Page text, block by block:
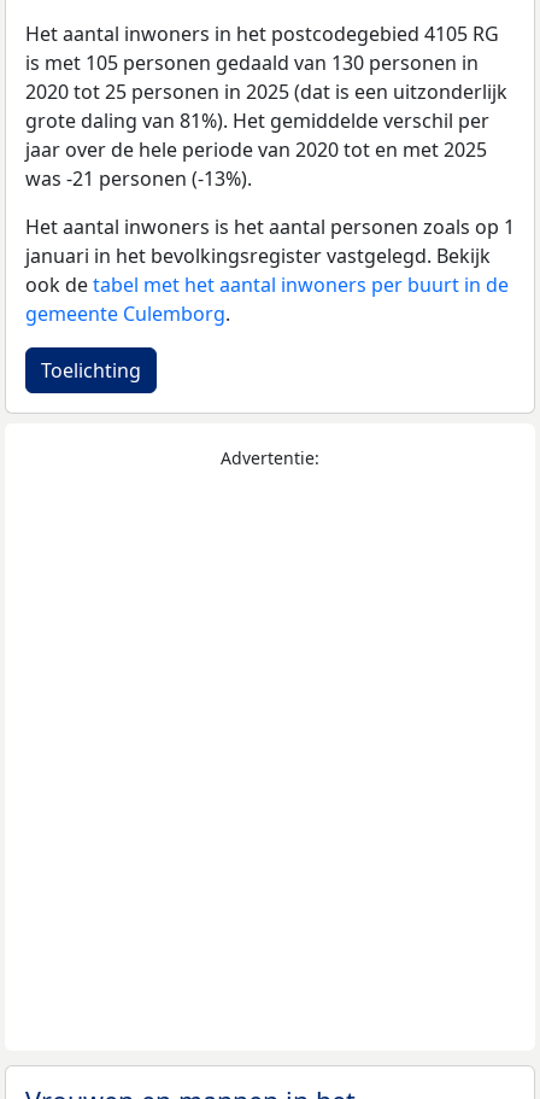
Het aantal inwoners in het postcodegebied 4105 RG
is met 105 personen gedaald van 130 personen in
2020 tot 25 personen in 2025 (dat is een uitzonderlijk
grote daling van 81%). Het gemiddelde verschil per
jaar over de hele periode van 2020 tot en met 2025
was -21 personen (-13%).
Het aantal inwoners is het aantal personen zoals op 1
januari in het bevolkingsregister vastgelegd. Bekijk
ook detabel met het aantal inwoners per buurt in de
gemeente Culemborg.
Toelichting
Advertentie: